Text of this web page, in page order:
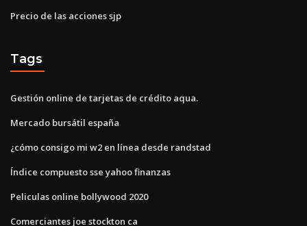
Precio de las acciones sjp
Tags
Gestión online de tarjetas de crédito aqua.
Mercado bursátil españa
¿cómo consigo mi w2 en línea desde randstad
Índice compuesto sse yahoo finanzas
Peliculas online bollywood 2020
Comerciantes joe stockton ca